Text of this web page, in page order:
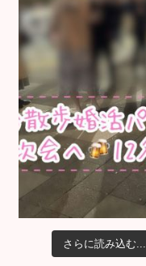
さらに読み込む...